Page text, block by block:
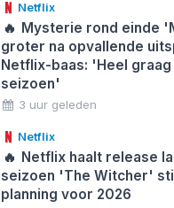
Netflix
🔥 Mysterie rond einde
groter na opvallende
Netflix-baas: 'Heel
seizoen'
3 uur geleden
Netflix
🔥 Netflix haalt release
seizoen 'The Witcher'
planning voor 2026